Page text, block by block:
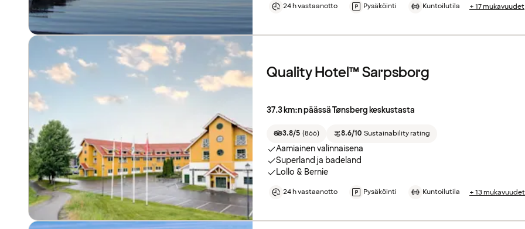
24 h vastaanotto Pysäköinti Kuntoilutila + 17 mukavuudet
Quality Hotel™ Sarpsborg
37.3 km:n päässä Tønsberg keskustasta
3.8/5 (866) 8.6/10 Sustainability rating
Aamiainen valinnaisena
Superland ja badeland
Lollo & Bernie
24 h vastaanotto Pysäköinti Kuntoilutila + 13 mukavuudet